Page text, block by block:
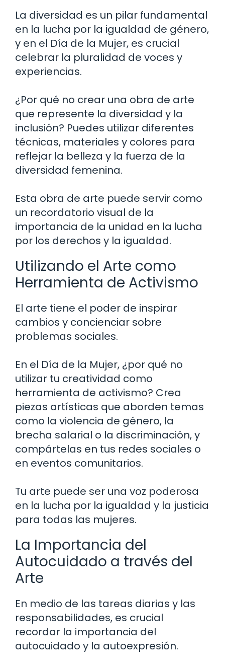
La diversidad es un pilar fundamental
en la lucha por la igualdad de género,
y en el Día de la Mujer, es crucial
celebrar la pluralidad de voces y
experiencias.
¿Por qué no crear una obra de arte
que represente la diversidad y la
inclusión? Puedes utilizar diferentes
técnicas, materiales y colores para
reflejar la belleza y la fuerza de la
diversidad femenina.
Esta obra de arte puede servir como
un recordatorio visual de la
importancia de la unidad en la lucha
por los derechos y la igualdad.
Utilizando el Arte como
Herramienta de Activismo
El arte tiene el poder de inspirar
cambios y concienciar sobre
problemas sociales.
En el Día de la Mujer, ¿por qué no
utilizar tu creatividad como
herramienta de activismo? Crea
piezas artísticas que aborden temas
como la violencia de género, la
brecha salarial o la discriminación, y
compártelas en tus redes sociales o
en eventos comunitarios.
Tu arte puede ser una voz poderosa
en la lucha por la igualdad y la justicia
para todas las mujeres.
La Importancia del
Autocuidado a través del
Arte
En medio de las tareas diarias y las
responsabilidades, es crucial
recordar la importancia del
autocuidado y la autoexpresión.